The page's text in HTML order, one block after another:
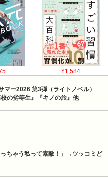
¥1,584
マー2026 第3弾（ライトノベル）
の劣等生』『キノの旅』他
ちゃう私って素敵！」→ツッコミど